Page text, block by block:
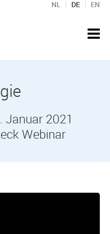
NL DE EN
Januar 2021
Webinar